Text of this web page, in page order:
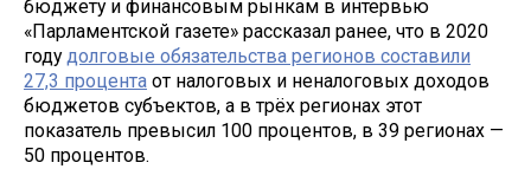
бюджету и финансовым рынкам в интервью
«Парламентской газете» рассказал ранее, что в 2020
году долговые обязательства регионов составили
27,3 процента от налоговых и неналоговых доходов
бюджетов субъектов, а в трёх регионах этот
показатель превысил 100 процентов, в 39 регионах —
50 процентов.